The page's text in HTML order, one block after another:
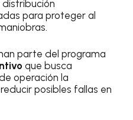
distribución
para proteger al
parte del programa
que busca
operación la
posibles fallas en